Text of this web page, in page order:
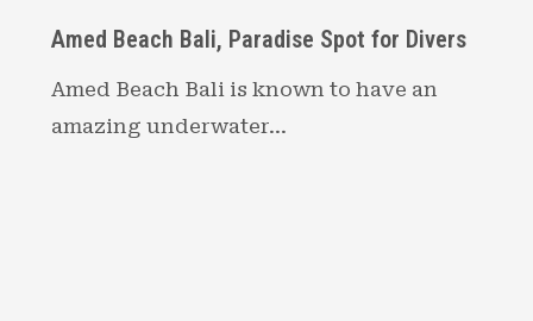
Amed Beach Bali, Paradise Spot for Divers
Amed Beach Bali is known to have an
amazing underwater…